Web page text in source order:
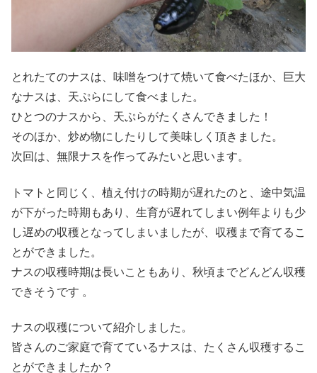
とれたてのナスは、味噌をつけて焼いて食べたほか、巨大
なナスは、天ぷらにして食べました。
ひとつのナスから、天ぷらがたくさんできました！
そのほか、炒め物にしたりして美味しく頂きました。
次回は、無限ナスを作ってみたいと思います。
トマトと同じく、植え付けの時期が遅れたのと、途中気温
が下がった時期もあり、生育が遅れてしまい例年よりも少
し遅めの収穫となってしまいましたが、収穫まで育てるこ
とができました。
ナスの収穫時期は長いこともあり、秋頃までどんどん収穫
できそうです 。
ナスの収穫について紹介しました。
皆さんのご家庭で育てているナスは、たくさん収穫するこ
とができましたか？